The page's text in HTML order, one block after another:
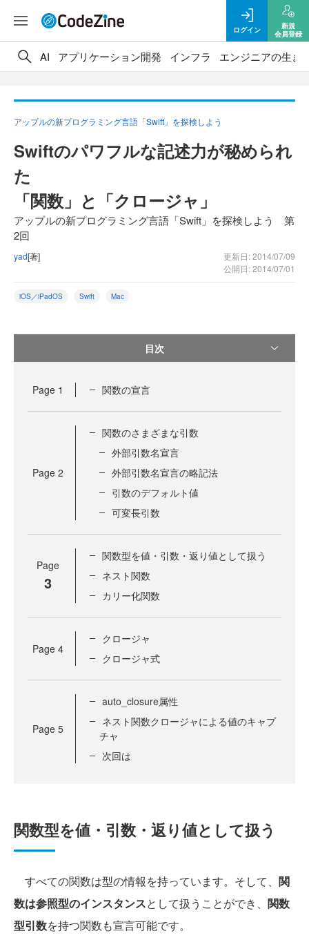
ログイン
新規
会員登録
AI アプリケーション開発 インフラ エンジニアの生き
アップルの新プログラミング言語「Swift」を探検しよう
Swiftのパワフルな記述力が秘められ
た
「関数」と「クロージャ」
アップルの新プログラミング言語「Swift」を探検しよう 第
2回
yad[著]
更新日: 2014/07/09
公開日: 2014/07/01
iOS／iPadOS Swift Mac
目次
Page 1 関数の宣言
Page 2
関数のさまざまな引数
外部引数名宣言
外部引数名宣言の略記法
引数のデフォルト値
可変長引数
Page
3
関数型を値・引数・返り値として扱う
ネスト関数
カリー化関数
Page 4
クロージャ
クロージャ式
Page 5
auto_closure属性
ネスト関数クロージャによる値のキャプ
チャ
次回は
関数型を値・引数・返り値として扱う
すべての関数は型の情報を持っています。そして、 関
数は参照型のインスタンスとして扱うことができ、 関数
型引数を持つ関数も宣言可能です。